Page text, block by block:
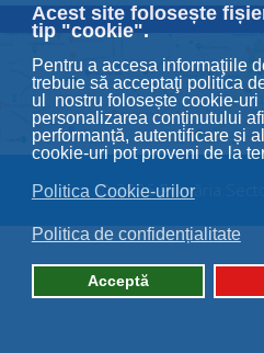
Acest site folosește
tip "cookie".
Pentru a accesa informaţiile
trebuie să acceptaţi politica
ul nostru folosește cookie-uri
personalizarea conținutului
performanță, autentificare și
cookie-uri pot proveni de la
Politica Cookie-urilor
Politica de confidențialitate
Acceptă
© 2026 Primăria